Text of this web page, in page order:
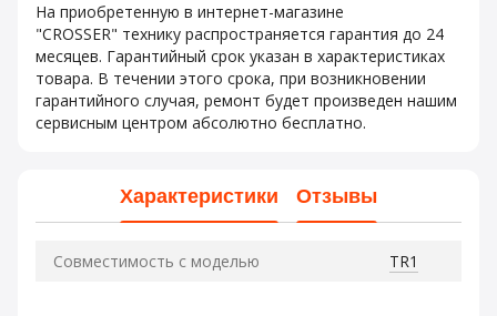
На приобретенную в интернет-магазине
"CROSSER" технику распространяется гарантия до 24
месяцев. Гарантийный срок указан в характеристиках
товара. В течении этого срока, при возникновении
гарантийного случая, ремонт будет произведен нашим
сервисным центром абсолютно бесплатно.
Характеристики Отзывы
Совместимость с моделью TR1